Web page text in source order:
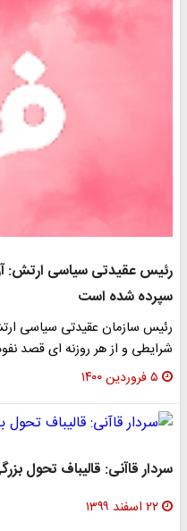
رئیس عقیدتی سیاسی ارتش:
سپرده شده است
رئیس سازمان عقیدتی سیاسی
شرایطی و از هر روزنه ای قصد
۵ فروردین ۱۴۰۰
سردار قاآنی: قالیباف تحول
۲۲ اسفند ۱۳۹۹